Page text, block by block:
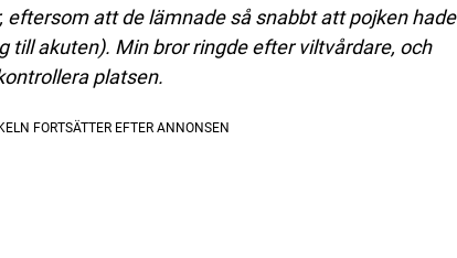
eftersom att de lämnade så snabbt att pojken hade
till akuten). Min bror ringde efter viltvårdare, och
platsen.